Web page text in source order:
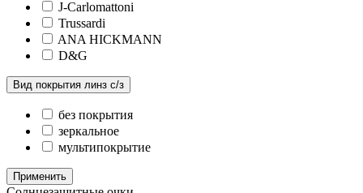
J-Carlomattoni
Trussardi
ANA HICKMANN
D&G
Вид покрытия линз с/з
без покрытия
зеркальное
мультипокрытие